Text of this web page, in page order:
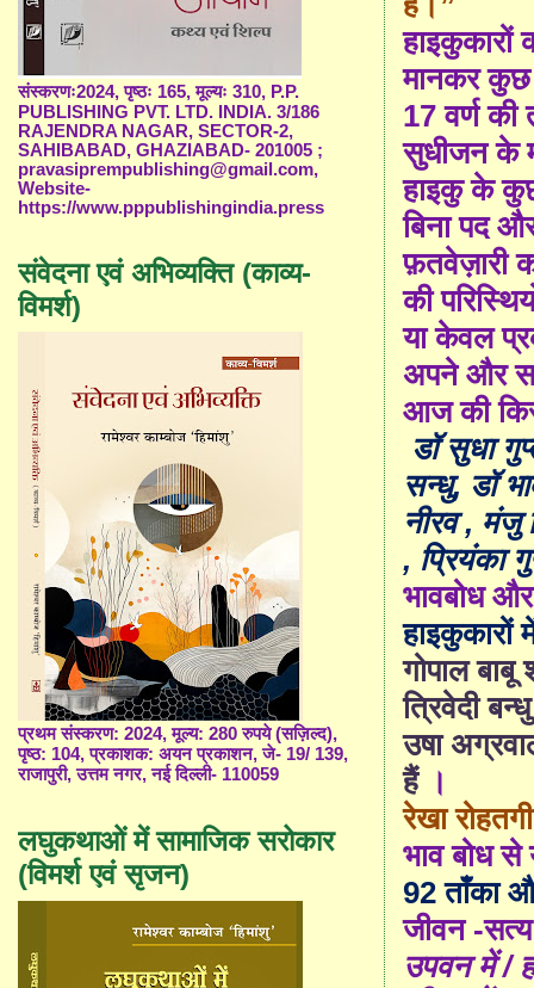
मानकर कुछ
17 वर्ण
सुधीजन के
हाइकु के
बिना पद
फ़तवेज़ारी
की
या केवल
अपने और
आज की
डॉ सुधा
सन्धु, डॉ
नीरव, मंजु
, प्रियंका
भावबोध
हाइकुकारों
गोपाल बाबू
त्रिवेदी
उषा
हैं।
रेखा
भाव बोध
92 ताँका
जीवन -
उपवन में /
संस्करणः2024, पृष्ठः 165, मूल्यः 310, P.P.
PUBLISHING PVT. LTD. INDIA. 3/186
RAJENDRA NAGAR, SECTOR-2,
SAHIBABAD, GHAZIABAD- 201005 ;
pravasiprempublishing@gmail.com,
Website-
https://www.pppublishingindia.press
संवेदना एवं अभिव्यक्ति (काव्य-
विमर्श)
प्रथम संस्करण: 2024, मूल्य: 280 रुपये (सज़िल्द),
पृष्ठ: 104, प्रकाशक: अयन प्रकाशन, जे- 19/ 139,
राजापुरी, उत्तम नगर, नई दिल्ली- 110059
लघुकथाओं में सामाजिक सरोकार
(विमर्श एवं सृजन)